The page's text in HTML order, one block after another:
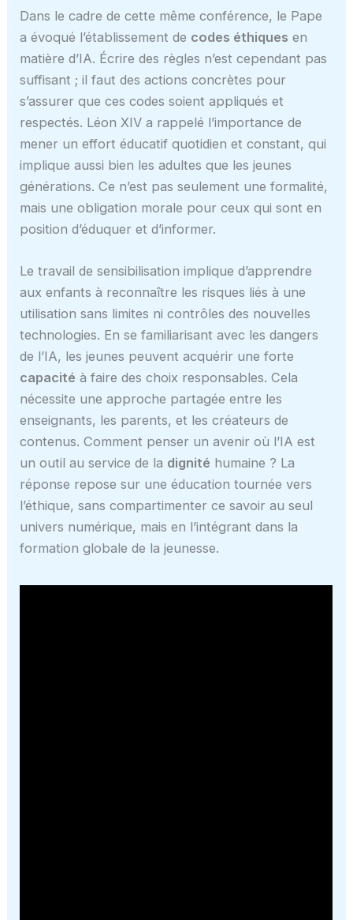
Dans le cadre de cette même conférence, le Pape
a évoqué l’établissement de codes éthiques en
matière d’IA. Écrire des règles n’est cependant pas
suffisant ; il faut des actions concrètes pour
s’assurer que ces codes soient appliqués et
respectés. Léon XIV a rappelé l’importance de
mener un effort éducatif quotidien et constant, qui
implique aussi bien les adultes que les jeunes
générations. Ce n’est pas seulement une formalité,
mais une obligation morale pour ceux qui sont en
position d’éduquer et d’informer.
Le travail de sensibilisation implique d’apprendre
aux enfants à reconnaître les risques liés à une
utilisation sans limites ni contrôles des nouvelles
technologies. En se familiarisant avec les dangers
de l’IA, les jeunes peuvent acquérir une forte
capacité à faire des choix responsables. Cela
nécessite une approche partagée entre les
enseignants, les parents, et les créateurs de
contenus. Comment penser un avenir où l’IA est
un outil au service de la dignité humaine ? La
réponse repose sur une éducation tournée vers
l’éthique, sans compartimenter ce savoir au seul
univers numérique, mais en l’intégrant dans la
formation globale de la jeunesse.